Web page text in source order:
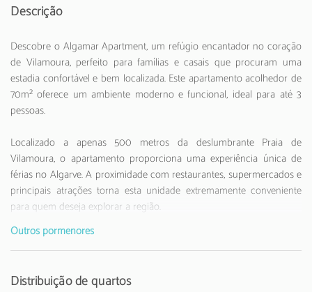
Descrição
Descobre o Algamar Apartment, um refúgio encantador no coração
de Vilamoura, perfeito para famílias e casais que procuram uma
estadia confortável e bem localizada. Este apartamento acolhedor de
70m² oferece um ambiente moderno e funcional, ideal para até 3
pessoas.
Localizado a apenas 500 metros da deslumbrante Praia de
Vilamoura, o apartamento proporciona uma experiência única de
férias no Algarve. A proximidade com restaurantes, supermercados e
principais atrações torna esta unidade extremamente conveniente
para quem deseja explorar a região.
O espaço interior é cuidadosamente equipado com uma cozinha
americana totalmente funcional, incluindo eletrodomésticos como
necessários para refeições caseiras. O apartamento dispõe de um
Outros pormenores
Distribuição de quartos